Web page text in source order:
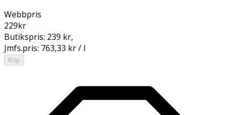
Webbpris
229kr
Butikspris: 239 kr,
Jmfs.pris: 763,33 kr / l
Köp